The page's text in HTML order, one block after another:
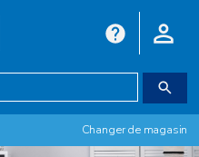
Changer de magasin